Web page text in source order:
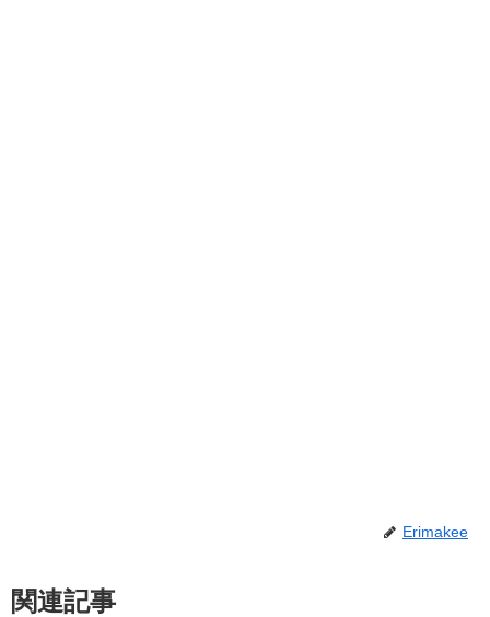
Erimakee
関連記事